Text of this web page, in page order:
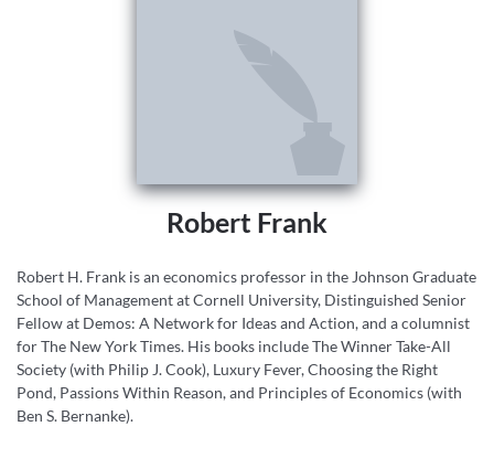
Robert Frank
Robert H. Frank is an economics professor in the Johnson Graduate
School of Management at Cornell University, Distinguished Senior
Fellow at Demos: A Network for Ideas and Action, and a columnist
for The New York Times. His books include The Winner Take-All
Society (with Philip J. Cook), Luxury Fever, Choosing the Right
Pond, Passions Within Reason, and Principles of Economics (with
Ben S. Bernanke).